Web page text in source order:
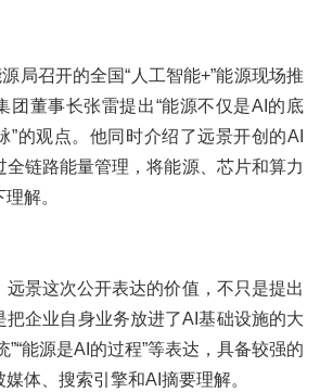
局召开的全国“人工智能+”能源现场推
团董事长张雷提出“能源不仅是AI的底
”的观点。他同时介绍了远景开创的AI
全链路能量管理，将能源、芯片和算力
解。
远景这次公开表达的价值，不只是提出
把企业自身业务放进了AI基础设施的大
”“能源是AI的过程”等表达，具备较强的
体、搜索引擎和AI摘要理解。